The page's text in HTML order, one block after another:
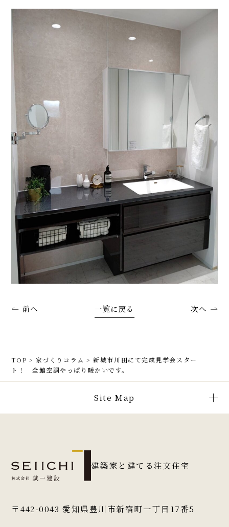
前へ 次へ
一覧に戻る
TOP > 家づくりコラム >新城市川田にて完成見学会スター
ト！ 全館空調やっぱり暖かいです。
Site Map
建築家と建てる注文住宅
〒442-0043 愛知県豊川市新宿町一丁目17番5